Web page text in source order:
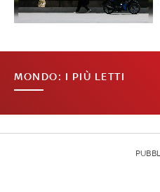
MONDO: I PIÙ LETTI